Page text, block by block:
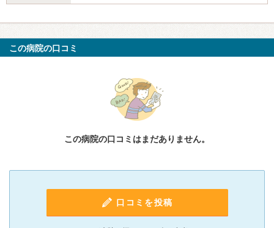
この病院の口コミ
この病院の口コミはまだありません。
口コミを投稿